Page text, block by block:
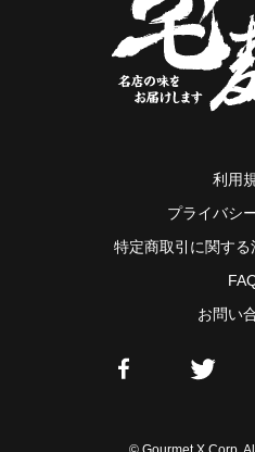
利用
プライバシ
特定商取引に関す
お問い